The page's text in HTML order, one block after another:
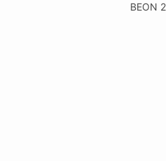
BEON